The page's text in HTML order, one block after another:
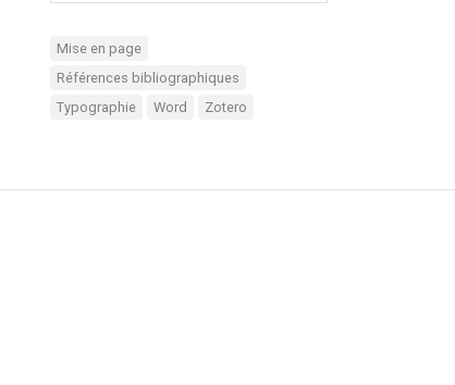
Mise en page
Références bibliographiques
Typographie
Word Zotero